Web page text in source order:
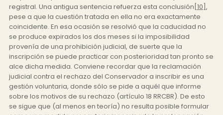
registral. Una antigua sentencia refuerza esta conclusión [10],
pese a que la cuestión tratada en ella no era exactamente
coincidente. En esa ocasión se resolvió que la caducidad no
se produce expirados los dos meses si la imposibilidad
provenía de una prohibición judicial, de suerte que la
inscripción se puede practicar con posterioridad tan pronto se
alce dicha medida. Conviene recordar que la reclamación
judicial contra el rechazo del Conservador a inscribir es una
gestión voluntaria, donde sólo se pide a aquél que informe
sobre los motivos de su rechazo (artículo 18 RRCBR). De esto
se sigue que (al menos en teoría) no resulta posible formular